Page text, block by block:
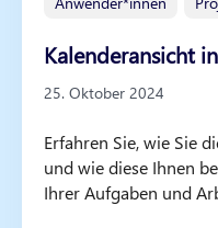
Kalenderansicht
25. Oktober 2024
Erfahren Sie, wie Sie
und wie diese Ihnen
Ihrer Aufgaben und